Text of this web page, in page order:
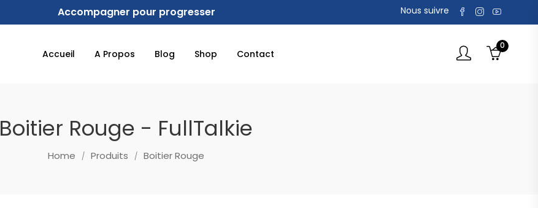
Accompagner pour progresser Nous suivre
Accueil A Propos Blog Shop Contact
0
Boitier Rouge - FullTalkie
Home Produits Boitier Rouge